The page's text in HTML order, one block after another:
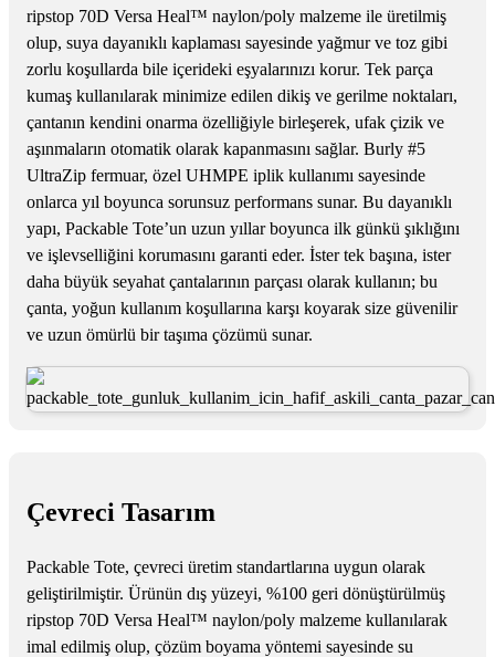
ripstop 70D Versa Heal™ naylon/poly malzeme ile üretilmiş
olup, suya dayanıklı kaplaması sayesinde yağmur ve toz gibi
zorlu koşullarda bile içerideki eşyalarınızı korur. Tek parça
kumaş kullanılarak minimize edilen dikiş ve gerilme noktaları,
çantanın kendini onarma özelliğiyle birleşerek, ufak çizik ve
aşınmaların otomatik olarak kapanmasını sağlar. Burly #5
UltraZip fermuar, özel UHMPE iplik kullanımı sayesinde
onlarca yıl boyunca sorunsuz performans sunar. Bu dayanıklı
yapı, Packable Tote’un uzun yıllar boyunca ilk günkü şıklığını
ve işlevselliğini korumasını garanti eder. İster tek başına, ister
daha büyük seyahat çantalarının parçası olarak kullanın; bu
çanta, yoğun kullanım koşullarına karşı koyarak size güvenilir
ve uzun ömürlü bir taşıma çözümü sunar.
Çevreci Tasarım
Packable Tote, çevreci üretim standartlarına uygun olarak
geliştirilmiştir. Ürünün dış yüzeyi, %100 geri dönüştürülmüş
ripstop 70D Versa Heal™ naylon/poly malzeme kullanılarak
imal edilmiş olup, çözüm boyama yöntemi sayesinde su